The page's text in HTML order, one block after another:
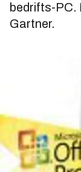
bedrifts-PC.
Gartner.